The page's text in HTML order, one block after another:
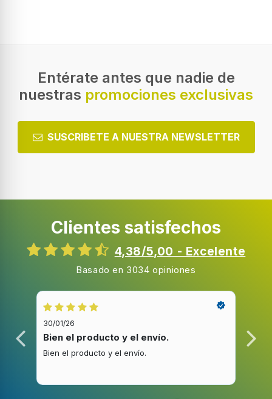
Entérate antes que nadie de
nuestras promociones exclusivas
SUSCRIBETE A NUESTRA NEWSLETTER
Clientes satisfechos
4,38/5,00 - Excelente
Basado en 3034 opiniones
30/01/26
Bien el producto y el envío.
Bien el producto y el envío.